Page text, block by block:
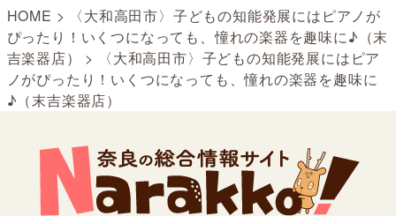
HOME >
〈大和高田市〉子どもの知能発展にはピアノが
ぴったり！いくつになっても、憧れの楽器を趣味に♪（末
吉楽器店）
>
〈大和高田市〉子どもの知能発展にはピア
ノがぴったり！いくつになっても、憧れの楽器を趣味に
♪（末吉楽器店）